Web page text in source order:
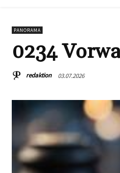
PANORAMA
0234
redaktion 03.07.2026